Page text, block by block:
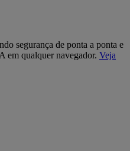
segurança de ponta a ponta e
em qualquer navegador. Veja